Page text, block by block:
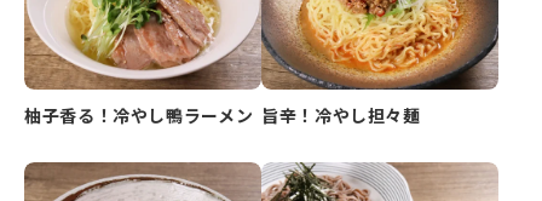
柚子香る！冷やし鴨ラーメン 旨辛！冷やし担々麺